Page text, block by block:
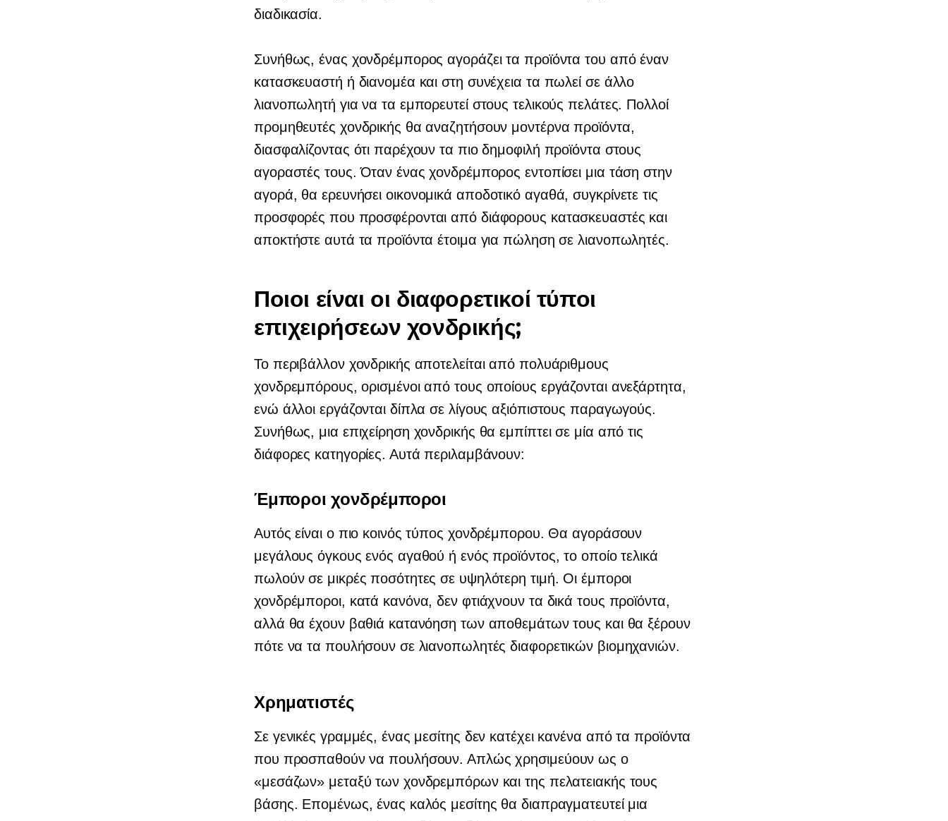
διαδικασία.
Συνήθως, ένας χονδρέμπορος αγοράζει τα προϊόντα του από έναν
κατασκευαστή ή διανομέα και στη συνέχεια τα πωλεί σε άλλο
λιανοπωλητή για να τα εμπορευτεί στους τελικούς πελάτες. Πολλοί
προμηθευτές χονδρικής θα αναζητήσουν μοντέρνα προϊόντα,
διασφαλίζοντας ότι παρέχουν τα πιο δημοφιλή προϊόντα στους
αγοραστές τους. Όταν ένας χονδρέμπορος εντοπίσει μια τάση στην
αγορά, θα ερευνήσει οικονομικά αποδοτικό αγαθά, συγκρίνετε τις
προσφορές που προσφέρονται από διάφορους κατασκευαστές και
αποκτήστε αυτά τα προϊόντα έτοιμα για πώληση σε λιανοπωλητές.
Ποιοι είναι οι διαφορετικοί τύποι
επιχειρήσεων χονδρικής;
Το περιβάλλον χονδρικής αποτελείται από πολυάριθμους
χονδρεμπόρους, ορισμένοι από τους οποίους εργάζονται ανεξάρτητα,
ενώ άλλοι εργάζονται δίπλα σε λίγους αξιόπιστους παραγωγούς.
Συνήθως, μια επιχείρηση χονδρικής θα εμπίπτει σε μία από τις
διάφορες κατηγορίες. Αυτά περιλαμβάνουν:
Έμποροι χονδρέμποροι
Αυτός είναι ο πιο κοινός τύπος χονδρέμπορου. Θα αγοράσουν
μεγάλους όγκους ενός αγαθού ή ενός προϊόντος, το οποίο τελικά
πωλούν σε μικρές ποσότητες σε υψηλότερη τιμή. Οι έμποροι
χονδρέμποροι, κατά κανόνα, δεν φτιάχνουν τα δικά τους προϊόντα,
αλλά θα έχουν βαθιά κατανόηση των αποθεμάτων τους και θα ξέρουν
πότε να τα πουλήσουν σε λιανοπωλητές διαφορετικών βιομηχανιών.
Χρηματιστές
Σε γενικές γραμμές, ένας μεσίτης δεν κατέχει κανένα από τα προϊόντα
που προσπαθούν να πουλήσουν. Απλώς χρησιμεύουν ως ο
«μεσάζων» μεταξύ των χονδρεμπόρων και της πελατειακής τους
βάσης. Επομένως, ένας καλός μεσίτης θα διαπραγματευτεί μια